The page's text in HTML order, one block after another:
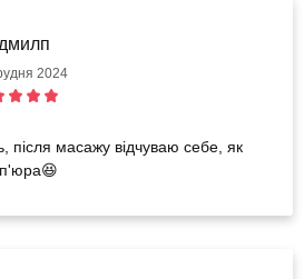
2024
після масажу відчуваю себе, як